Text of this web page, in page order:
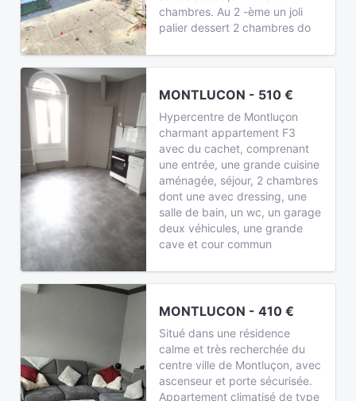
chambres. Au 2 -ème un joli
palier dessert 2 chambres do
MONTLUCON - 510 €
Hypercentre de Montluçon
charmant appartement F3
avec du cachet, comprenant
une entrée, une grande cuisine
aménagée, séjour, 2 chambres
dont une avec dressing, une
salle de bain, un wc, un garage
deux véhicules, une grande
cave et cour commun
MONTLUCON - 410 €
Situé dans une résidence
calme et très recherchée du
centre ville de Montluçon, avec
ascenseur et porte sécurisée.
Appartement climatisé de type